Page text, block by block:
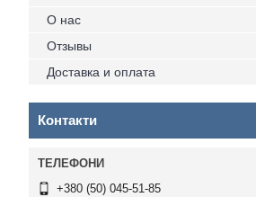
О нас
Отзывы
Доставка и оплата
Контакти
+380 (50) 045-51-85